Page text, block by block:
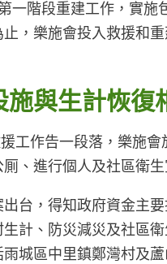
一階段重建工作，實
，樂施會投入救援和
與生計恢復
工作告一段落，樂施
、進行個人及社區衛
台，得知政府資金主
計、防災減災及社區
城區中里鎮鄭灣村及